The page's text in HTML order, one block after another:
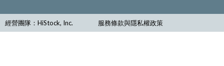
經營團隊：HiStock, Inc. 服務條款與隱私權政策